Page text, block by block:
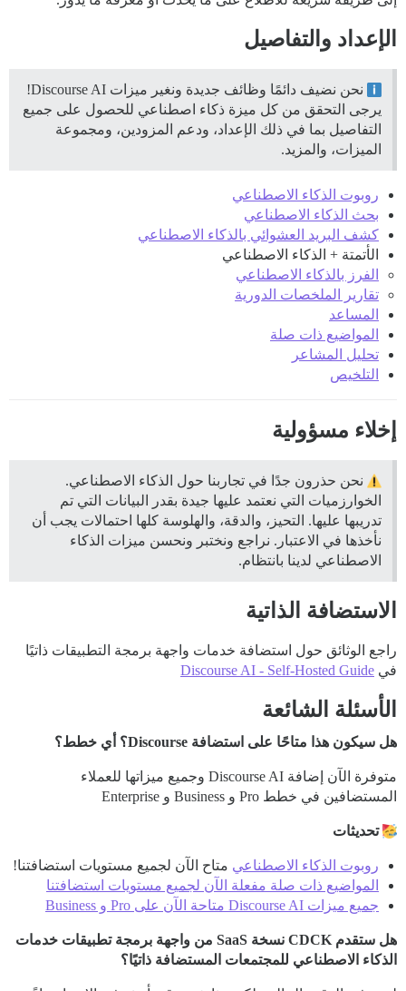
الإعداد والتفاصيل
نحن نضيف دائمًا وظائف جديدة ونغير ميزات Discourse AI!
يرجى التحقق من كل ميزة ذكاء اصطناعي للحصول على جميع
التفاصيل بما في ذلك الإعداد، ودعم المزودين، ومجموعة
الميزات، والمزيد.
روبوت الذكاء الاصطناعي
بحث الذكاء الاصطناعي
كشف البريد العشوائي بالذكاء الاصطناعي
الأتمتة + الذكاء الاصطناعي
الفرز بالذكاء الاصطناعي
تقارير الملخصات الدورية
المساعد
المواضيع ذات صلة
تحليل المشاعر
التلخيص
إخلاء مسؤولية
نحن حذرون جدًا في تجاربنا حول الذكاء الاصطناعي.
الخوارزميات التي نعتمد عليها جيدة بقدر البيانات التي تم
تدريبها عليها. التحيز، والدقة، والهلوسة كلها احتمالات يجب أن
نأخذها في الاعتبار. نراجع ونختبر ونحسن ميزات الذكاء
الاصطناعي لدينا بانتظام.
الاستضافة الذاتية
راجع الوثائق حول استضافة خدمات واجهة برمجة التطبيقات ذاتيًا
في Discourse AI - Self-Hosted Guide
الأسئلة الشائعة
هل سيكون هذا متاحًا على استضافة Discourse؟ أي خطط؟
متوفرة الآن إضافة Discourse AI وجميع ميزاتها للعملاء
المستضافين في خطط Pro و Business و Enterprise
تحديثات
روبوت الذكاء الاصطناعي متاح الآن لجميع مستويات استضافتنا!
المواضيع ذات صلة مفعلة الآن لجميع مستويات استضافتنا
جميع ميزات Discourse AI متاحة الآن على Pro و Business
هل ستقدم CDCK نسخة SaaS من واجهة برمجة تطبيقات خدمات
الذكاء الاصطناعي للمجتمعات المستضافة ذاتيًا؟